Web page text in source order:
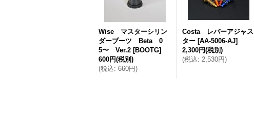
Wise マスターシリン
ダーブーツ Beta 0
5〜 Ver.2 [BOOTG]
600円(税別)
(税込: 660円)
Costa レバーアジャス
ター [AA-5006-AJ]
2,300円(税別)
(税込: 2,530円)